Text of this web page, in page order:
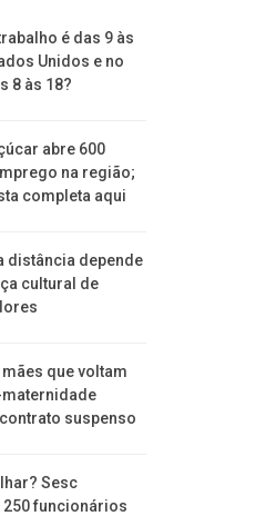
é das 9 às
Unidos e no
8 às 18?
abre 600
na região;
completa aqui
distância depende
cultural de
que voltam
suspenso
Sesc
funcionários